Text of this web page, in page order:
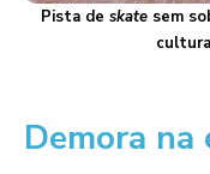
Pista de skatesem
Demora na